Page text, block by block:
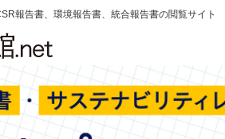
報告書、環境報告書、統合報告書の閲覧サイト